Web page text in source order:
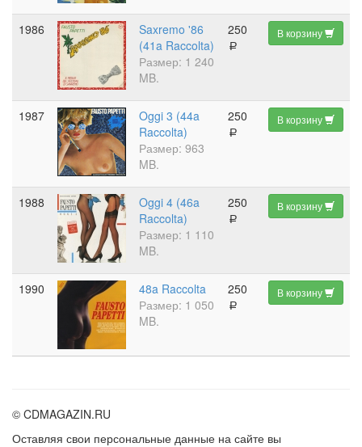
1986
Saxremo '86
(41a Raccolta)
Размер: 1 240
MB.
250
a
В корзину
1987
Oggi 3 (44a
Raccolta)
Размер: 963
MB.
250
a
В корзину
1988
Oggi 4 (46a
Raccolta)
Размер: 1 110
MB.
250
a
В корзину
1990
48a Raccolta
Размер: 1 050
MB.
250
a
В корзину
© CDMAGAZIN.RU
Оставляя свои персональные данные на сайте вы